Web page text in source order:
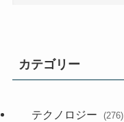
カテゴリー
テクノロジー (276)